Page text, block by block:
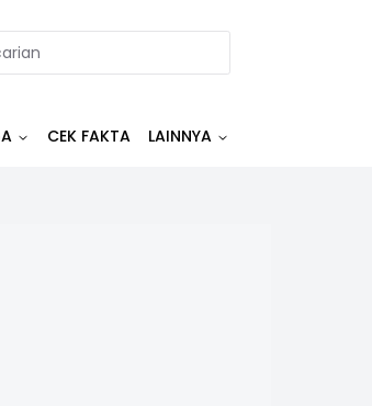
CEK FAKTA LAINNYA